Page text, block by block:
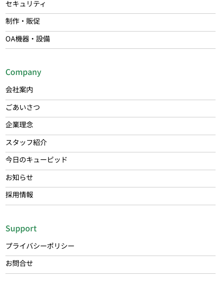
セキュリティ
制作・販促
OA機器・設備
Company
会社案内
ごあいさつ
企業理念
スタッフ紹介
今日のキューピッド
お知らせ
採用情報
Support
プライバシーポリシー
お問合せ